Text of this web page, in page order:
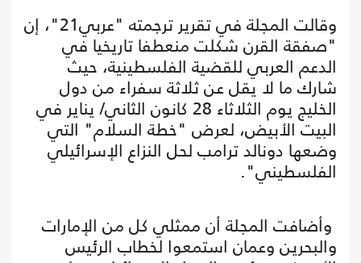
وقالت المجلة في تقرير ترجمته "عربي21"، إن
"صفقة القرن شكلت منعطفا تاريخيا في
الدعم العربي للقضية الفلسطينية، حيث
شارك ما لا يقل عن ثلاثة سفراء من دول
الخليج يوم الثلاثاء 28 كانون الثاني/ يناير في
البيت الأبيض، لعرض "خطة السلام" التي
وضعها دونالد ترامب لحل النزاع الإسرائيلي
الفلسطيني".
وأضافت المجلة أن ممثلي كل من الإمارات
والبحرين وعمان استمعوا لخطاب الرئيس